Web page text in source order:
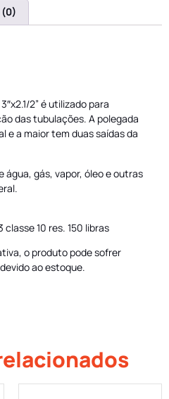
(0)
2” é utilizado para
das tubulações. A polegada
e a maior tem duas saídas da
água, gás, vapor, óleo e outras
classe 10 res. 150 libras
o produto pode sofrer
ao estoque.